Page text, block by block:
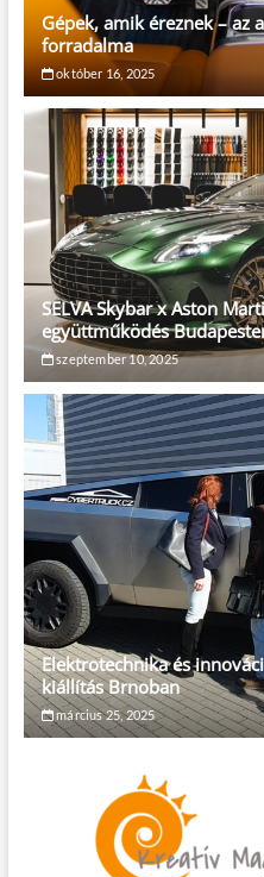
Gépek, amik éreznek – az
forradalma
október 16, 2025
SELVA Skybar x Aston
együttműködés
szeptember 10, 2025
Elektrotechnika és
kiállítás Brnoban
március 25, 2025